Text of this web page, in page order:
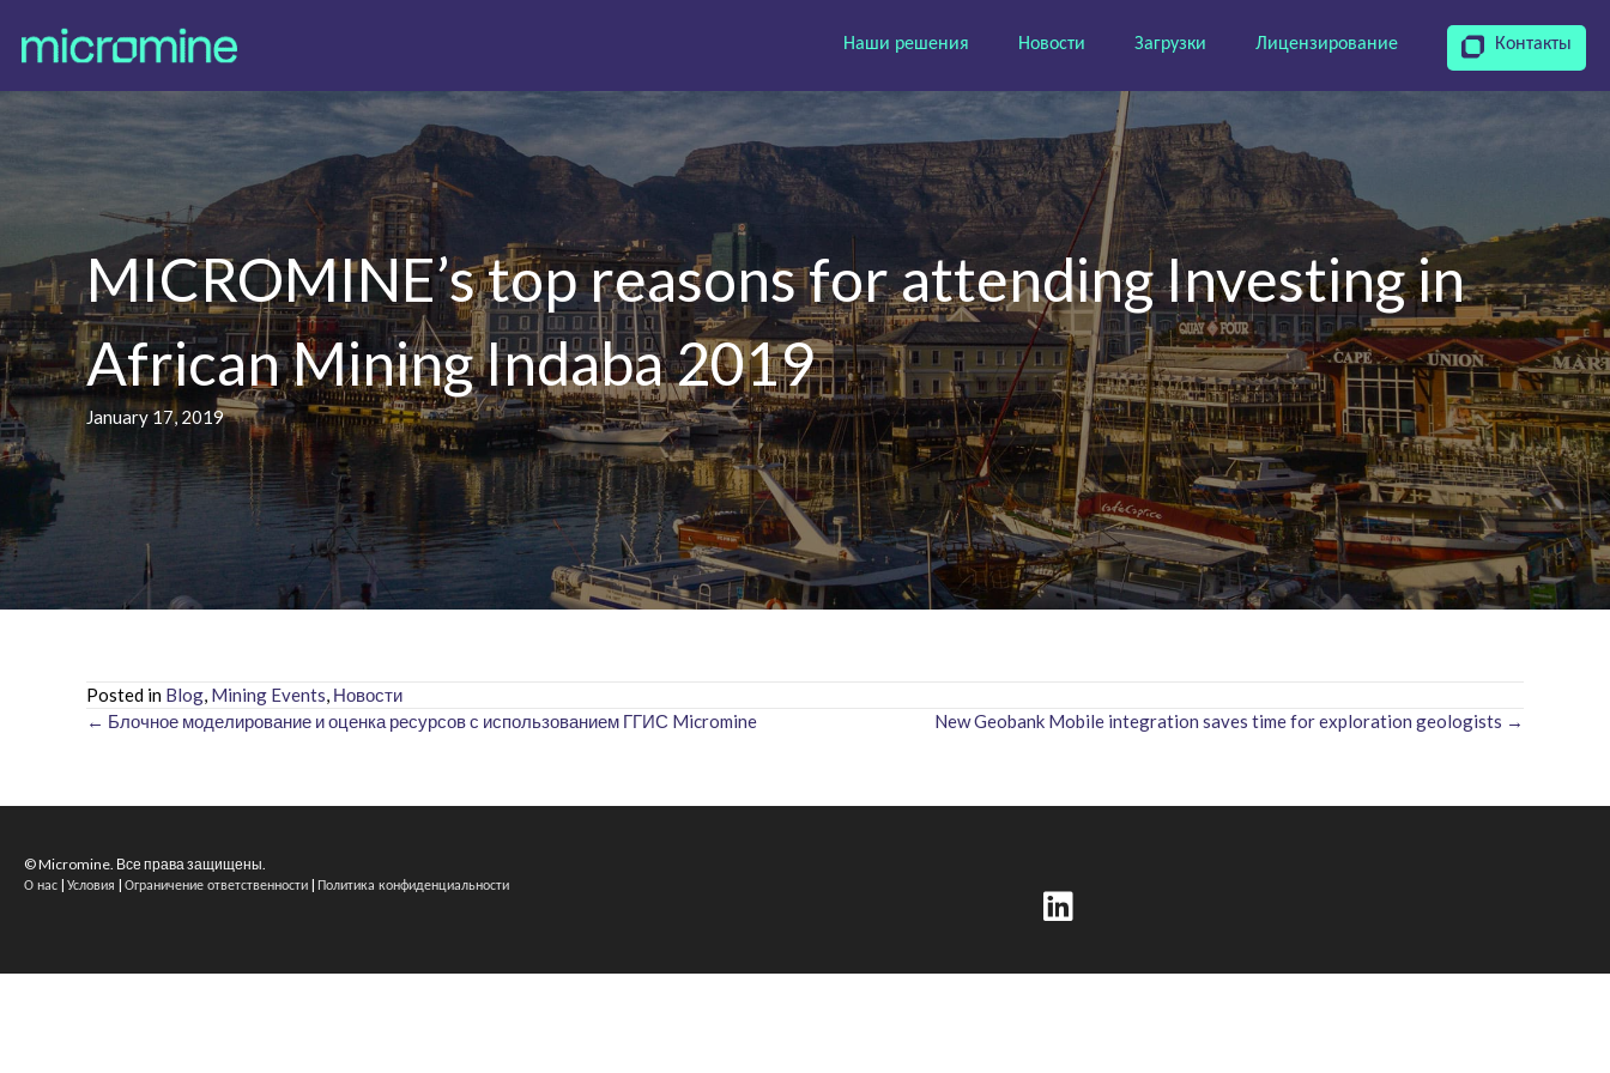
Наши решения Новости Загрузки Лицензирование Контакты
MICROMINE’s top reasons for attending Investing in
African Mining Indaba 2019
January 17, 2019
Posted in Blog, Mining Events, Новости
Posts
← Блочное моделирование и оценка ресурсов с использованием ГГИС Micromine New Geobank Mobile integration saves time for exploration geologists →
© Micromine. Все права защищены.
О нас | Условия | Ограничение ответственности | Политика конфиденциальности